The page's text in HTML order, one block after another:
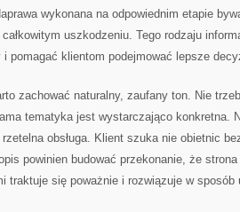
wykonana na odpowiednim etapie
uszkodzeniu. Tego rodzaju
pomagać klientom podejmować lepsze
zachować naturalny, zaufany ton. Nie
tematyka jest wystarczająco konkretna.
obsługa. Klient szuka nie obietnic
powinien budować przekonanie, że
traktuje się poważnie i rozwiązuje w sposób